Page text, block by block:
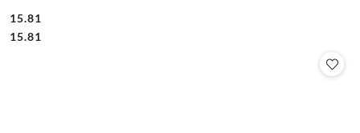
Cena:
15.81
Cena:
15.81